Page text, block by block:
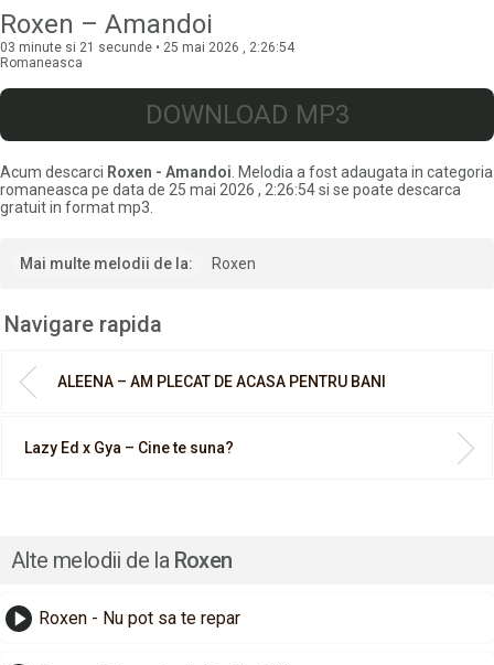
Roxen – Amandoi
03 minute si 21 secunde • 25 mai 2026 , 2:26:54
Romaneasca
DOWNLOAD MP3
Acum descarci Roxen - Amandoi . Melodia a fost adaugata in categoria
romaneasca pe data de 25 mai 2026 , 2:26:54 si se poate descarca
gratuit in format mp3.
Mai multe melodii de la: Roxen
Navigare rapida
ALEENA – AM PLECAT DE ACASA PENTRU BANI
Lazy Ed x Gya – Cine te suna?
Alte melodii de la Roxen
Roxen - Nu pot sa te repar